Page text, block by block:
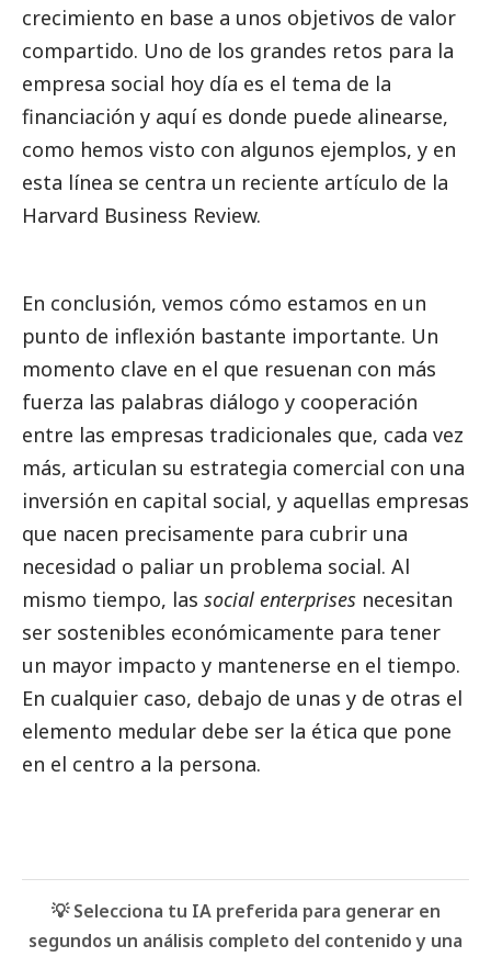
crecimiento en base a unos objetivos de valor
compartido. Uno de los grandes retos para la
empresa social hoy día es el tema de la
financiación y aquí es donde puede alinearse,
como hemos visto con algunos ejemplos, y en
esta línea se centra un reciente artículo de la
Harvard Business Review.
En conclusión, vemos cómo estamos en un
punto de inflexión bastante importante. Un
momento clave en el que resuenan con más
fuerza las palabras diálogo y cooperación
entre las empresas tradicionales que, cada vez
más, articulan su estrategia comercial con una
inversión en capital social, y aquellas empresas
que nacen precisamente para cubrir una
necesidad o paliar un problema social. Al
mismo tiempo, las social enterprises necesitan
ser sostenibles económicamente para tener
un mayor impacto y mantenerse en el tiempo.
En cualquier caso, debajo de unas y de otras el
elemento medular debe ser la ética que pone
en el centro a la persona.
💡 Selecciona tu IA preferida para generar en
segundos un análisis completo del contenido y una